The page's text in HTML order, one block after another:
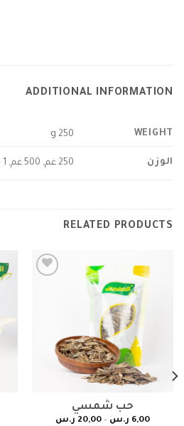
ADDITIONAL INFORMATION
WEIGHT
250 g
الوزن 250 غم, 500 غم, 1 كيلو
RELATED PRODUCTS
حب شمسي
6,00 ر.س –
20,00 ر.س